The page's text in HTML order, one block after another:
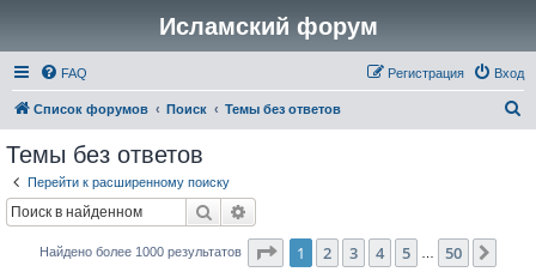
Исламский форум
FAQ Вход
Регистрация
Список форумов Поиск Темы без ответов
Темы без ответов
Перейти к расширенному поиску
Поиск
Найдено более 1000 результатов Страница из 50
1 2 3 4 5 50